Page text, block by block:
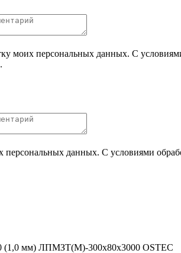
моих персональных данных. С
персональных данных. С условиями
(1,0 мм) ЛПМЗТ(М)-300х80х3000 OSTEC